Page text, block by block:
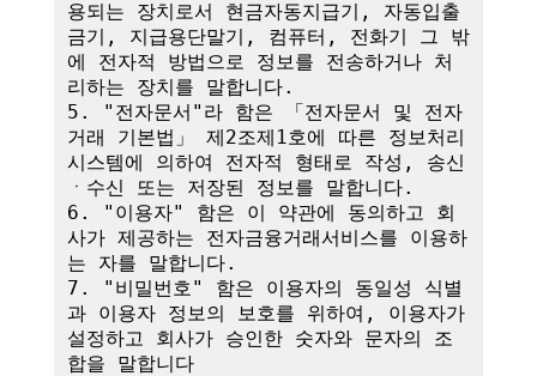
용되는 장치로서 현금자동지급기, 자동입출
금기, 지급용단말기, 컴퓨터, 전화기 그 밖
에 전자적 방법으로 정보를 전송하거나 처
리하는 장치를 말합니다.
5. "전자문서"라 함은 「전자문서 및 전자
거래 기본법」 제2조제1호에 따른 정보처리
시스템에 의하여 전자적 형태로 작성, 송신
ㆍ수신 또는 저장된 정보를 말합니다.
6. "이용자" 함은 이 약관에 동의하고 회
사가 제공하는 전자금융거래서비스를 이용하
는 자를 말합니다.
7. "비밀번호" 함은 이용자의 동일성 식별
과 이용자 정보의 보호를 위하여, 이용자가
설정하고 회사가 승인한 숫자와 문자의 조
합을 말합니다